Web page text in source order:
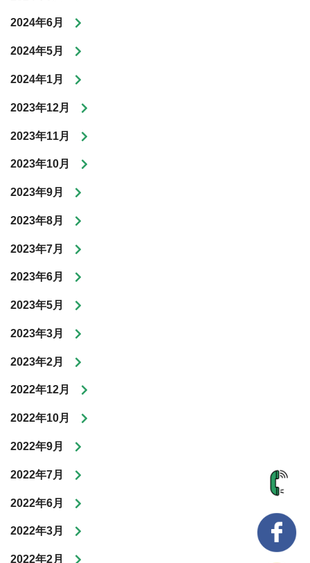
2024年6月
2024年5月
2024年1月
2023年12月
2023年11月
2023年10月
2023年9月
2023年8月
2023年7月
2023年6月
2023年5月
2023年3月
2023年2月
2022年12月
2022年10月
2022年9月
2022年7月
2022年6月
2022年3月
2022年2月